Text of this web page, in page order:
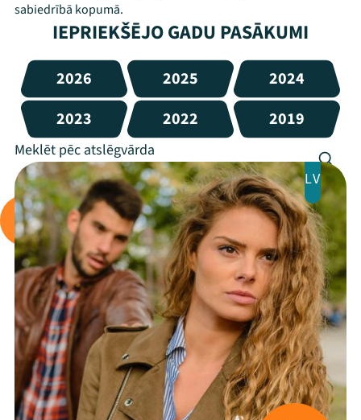
sabiedrībā kopumā.
IEPRIEKŠĒJO GADU PASĀKUMI
2026 2025
2024
2023
2022 2019
LV